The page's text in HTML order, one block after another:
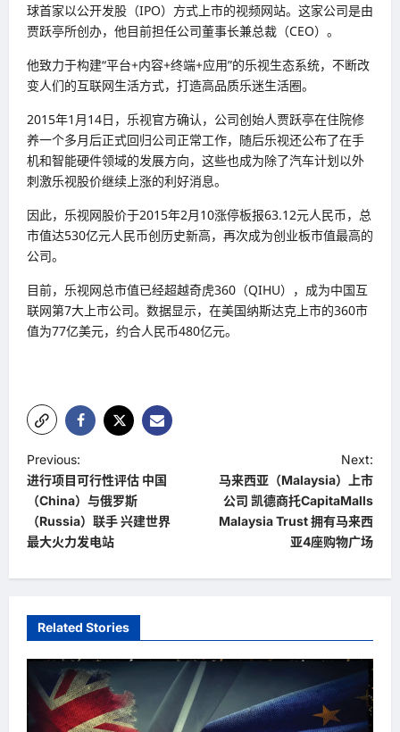
球首家以公开发股（IPO）方式上市的视频网站。这家公司是由
贾跃亭所创办，他目前担任公司董事长兼总裁（CEO）。
他致力于构建“平台+内容+终端+应用”的乐视生态系统，不断改
变人们的互联网生活方式，打造高品质乐迷生活圈。
2015年1月14日，乐视官方确认，公司创始人贾跃亭在住院修
养一个多月后正式回归公司正常工作，随后乐视还公布了在手
机和智能硬件领域的发展方向，这些也成为除了汽车计划以外
刺激乐视股价继续上涨的利好消息。
因此，乐视网股价于2015年2月10涨停板报63.12元人民币，总
市值达530亿元人民币创历史新高，再次成为创业板市值最高的
公司。
目前，乐视网总市值已经超越奇虎360（QIHU），成为中国互
联网第7大上市公司。数据显示，在美国纳斯达克上市的360市
值为77亿美元，约合人民币480亿元。
P
o
s
t
n
i
g
a
Previous:
进行项目可行性评估 中国
（China）与俄罗斯
（Russia）联手 兴建世界
最大火力发电站
Next:
马来西亚（Malaysia）上市
公司 凯德商托CapitaMalls
Malaysia Trust 拥有马来西
亚4座购物广场
Related Stories